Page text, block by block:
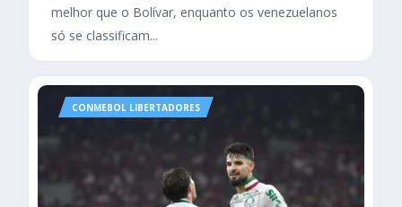
melhor que o Bolívar, enquanto os venezuelanos
só se classificam...
CONMEBOL LIBERTADORES